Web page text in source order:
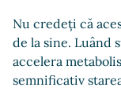
Nu credeți că
de la sine. Luând
accelera
semnificativ